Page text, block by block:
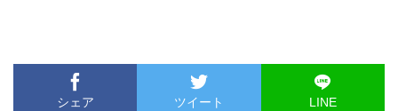
シェア ツイート LINE